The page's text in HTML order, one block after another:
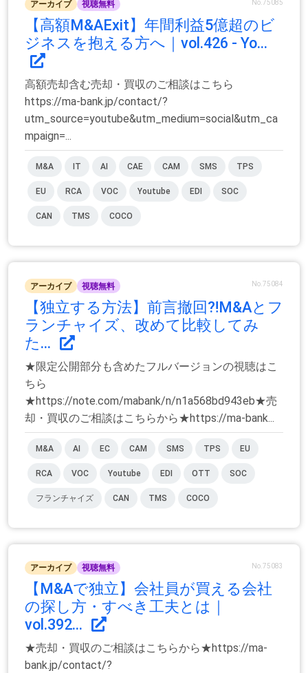
アーカイブ 視聴無料 No.75085
【高額M&AExit】年間利益5億超のビ
ジネスを抱える方へ｜vol.426 - Yo...
高額売却含む売却・買収のご相談はこちら
https://ma-bank.jp/contact/?
utm_source=youtube&utm_medium=social&utm_ca
mpaign=...
M&A IT AI CAE CAM SMS TPS
EU RCA VOC Youtube EDI SOC
CAN TMS COCO
アーカイブ 視聴無料 No.75084
【独立する方法】前言撤回⁈M&Aとフ
ランチャイズ、改めて比較してみ
た...
★限定公開部分も含めたフルバージョンの視聴はこ
ちら
★https://note.com/mabank/n/n1a568bd943eb★売
却・買収のご相談はこちらから★https://ma-bank...
M&A AI EC CAM SMS TPS EU
RCA VOC Youtube EDI OTT SOC
フランチャイズ CAN TMS COCO
アーカイブ 視聴無料 No.75083
【M&Aで独立】会社員が買える会社
の探し方・すべき工夫とは｜
vol.392...
★売却・買収のご相談はこちらから★https://ma-
bank.jp/contact/?